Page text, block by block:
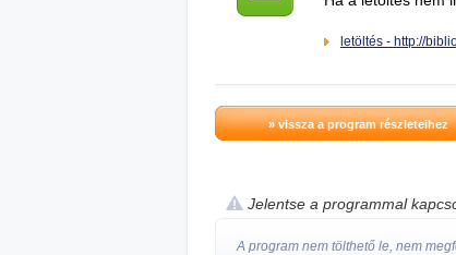
letöltés - http://
» vissza a program részleteihez
Jelentse a programmal
A program nem tölthető le, nem